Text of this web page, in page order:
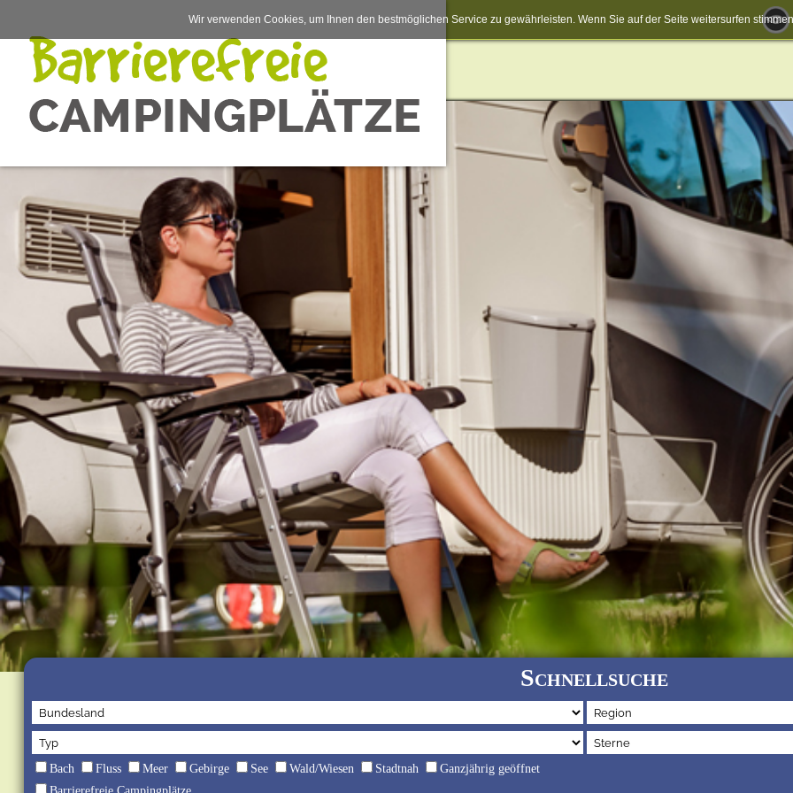
Schnellsuche
Bach Fluss Meer Gebirge See Wald/Wiesen Stadtnah
Ganzjährig geöffnet
Wir verwenden Cookies, um Ihnen den bestmöglichen Service zu gewährleisten. Wenn Sie auf der Seite weitersurfen